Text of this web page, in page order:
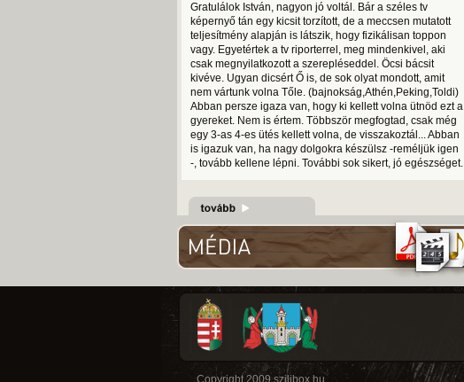
Gratulálok István, nagyon jó voltál. Bár a széles tv
képernyő tán egy kicsit torzított, de a meccsen mutatott
teljesítmény alapján is látszik, hogy fizikálisan toppon
vagy. Egyetértek a tv riporterrel, meg mindenkivel, aki
csak megnyilatkozott a szerepléseddel. Öcsi bácsit
kivéve. Ugyan dicsért Ő is, de sok olyat mondott, amit
nem vártunk volna Tőle. (bajnokság,Athén,Peking,Toldi)
Abban persze igaza van, hogy ki kellett volna ütnöd ezt a
gyereket. Nem is értem. Többször megfogtad, csak még
egy 3-as 4-es ütés kellett volna, de visszakoztál... Abban
is igazuk van, ha nagy dolgokra készülsz -reméljük igen
-, tovább kellene lépni. További sok sikert, jó egészséget.
Copyright 2009 szilibox.hu